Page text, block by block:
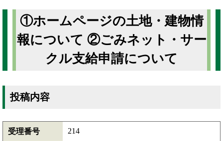
①ホームページの土地・建物情
報について ②ごみネット・サー
クル支給申請について
投稿内容
受理番号 214